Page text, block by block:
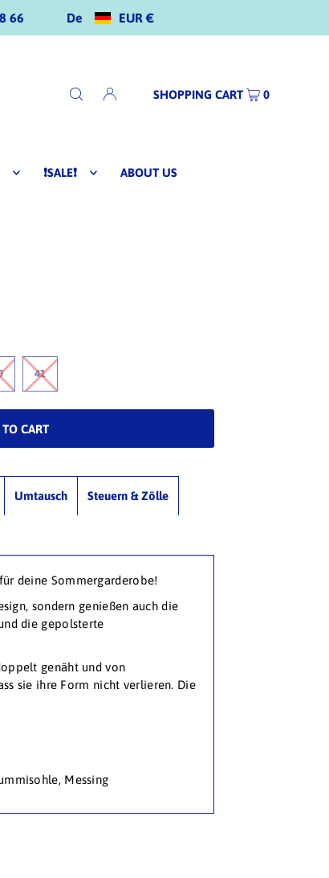
66 De EUR €
❗SALE❗ ABOUT US
SHOPPING CART 0
41
Umtausch Steuern & Zölle
deine Sommergarderobe!
sondern genießen auch die
die gepolsterte
genäht und von
sie ihre Form nicht verlieren. Die
Messing